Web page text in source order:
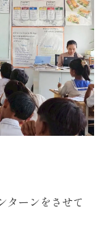
ターンをさせて